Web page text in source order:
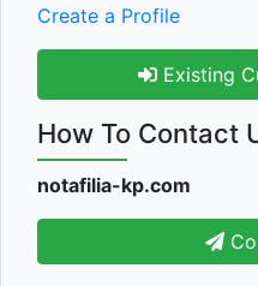
Create a Profile
Existing
How To Contact
notafilia-kp.com